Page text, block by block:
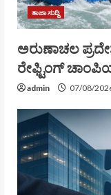
ತಾಜಾ ಸುದ್ದಿ
ಅರುಣಾಚಲ
ರೇಫ್ಟಿಂಗ್
admin 07/08/